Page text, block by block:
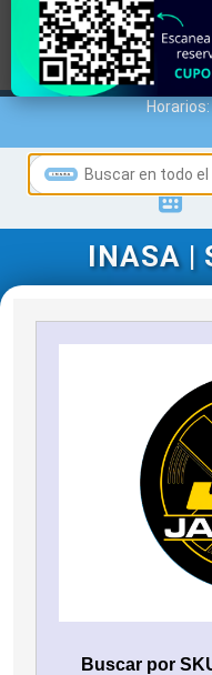
MARCAS
NOTICIAS
Horarios:
INASA |
Buscar por